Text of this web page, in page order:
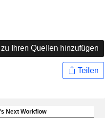
Ihren Quellen hinzufügen
Teilen